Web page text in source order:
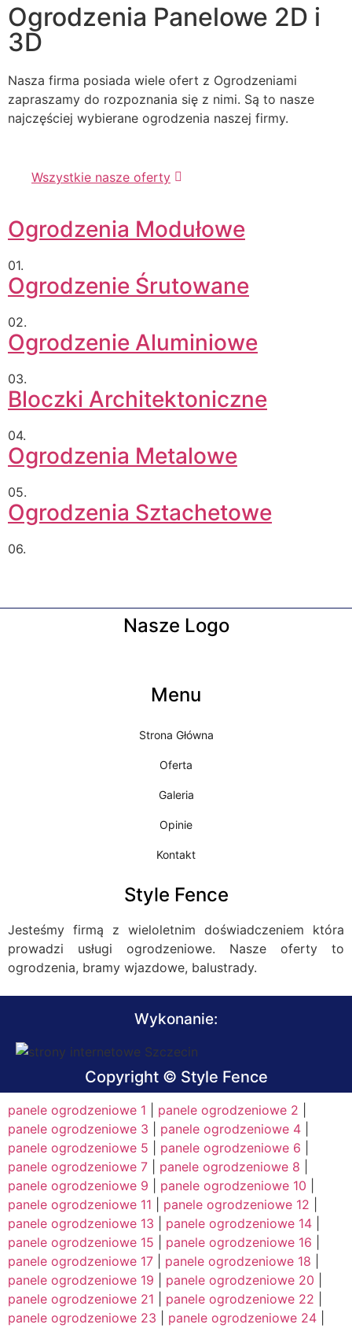
Ogrodzenia Panelowe 2D i
3D
Nasza firma posiada wiele ofert z Ogrodzeniami
zapraszamy do rozpoznania się z nimi. Są to nasze
najczęściej wybierane ogrodzenia naszej firmy.
Wszystkie nasze oferty
Ogrodzenia Modułowe
01.
Ogrodzenie Śrutowane
02.
Ogrodzenie Aluminiowe
03.
Bloczki Architektoniczne
04.
Ogrodzenia Metalowe
05.
Ogrodzenia Sztachetowe
06.
Nasze Logo
Menu
Strona Główna
Oferta
Galeria
Opinie
Kontakt
Style Fence
Jesteśmy firmą z wieloletnim doświadczeniem która
prowadzi usługi ogrodzeniowe. Nasze oferty to
ogrodzenia, bramy wjazdowe, balustrady.
Wykonanie:
Copyright © Style Fence
panele ogrodzeniowe 1 panele ogrodzeniowe 2
panele ogrodzeniowe 3
panele ogrodzeniowe 4
panele ogrodzeniowe 5
panele ogrodzeniowe 6
panele ogrodzeniowe 7
panele ogrodzeniowe 8
panele ogrodzeniowe 9
panele ogrodzeniowe 10
panele ogrodzeniowe 11
panele ogrodzeniowe 12
panele ogrodzeniowe 13
panele ogrodzeniowe 14
panele ogrodzeniowe 15
panele ogrodzeniowe 16
panele ogrodzeniowe 17
panele ogrodzeniowe 18
panele ogrodzeniowe 19
panele ogrodzeniowe 20
panele ogrodzeniowe 21
panele ogrodzeniowe 22
panele ogrodzeniowe 23
panele ogrodzeniowe 24